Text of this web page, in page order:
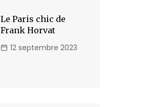
Le Paris chic de
Frank Horvat
12 septembre 2023